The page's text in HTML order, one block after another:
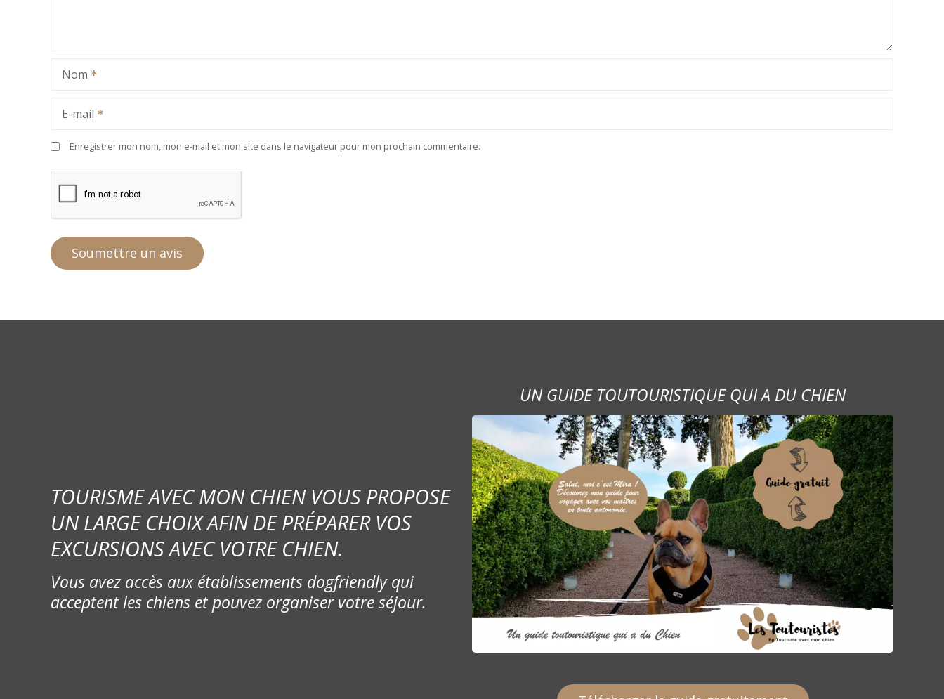
Nom
E-mail
Enregistrer mon nom, mon e-mail et mon site dans le navigateur pour mon prochain commentaire.
TOURISME AVEC MON CHIEN VOUS PROPOSE
UN LARGE CHOIX AFIN DE PRÉPARER VOS
EXCURSIONS AVEC VOTRE CHIEN.
Vous avez accès aux établissements dogfriendly qui
acceptent les chiens et pouvez organiser votre séjour.
UN GUIDE TOUTOURISTIQUE QUI A DU CHIEN